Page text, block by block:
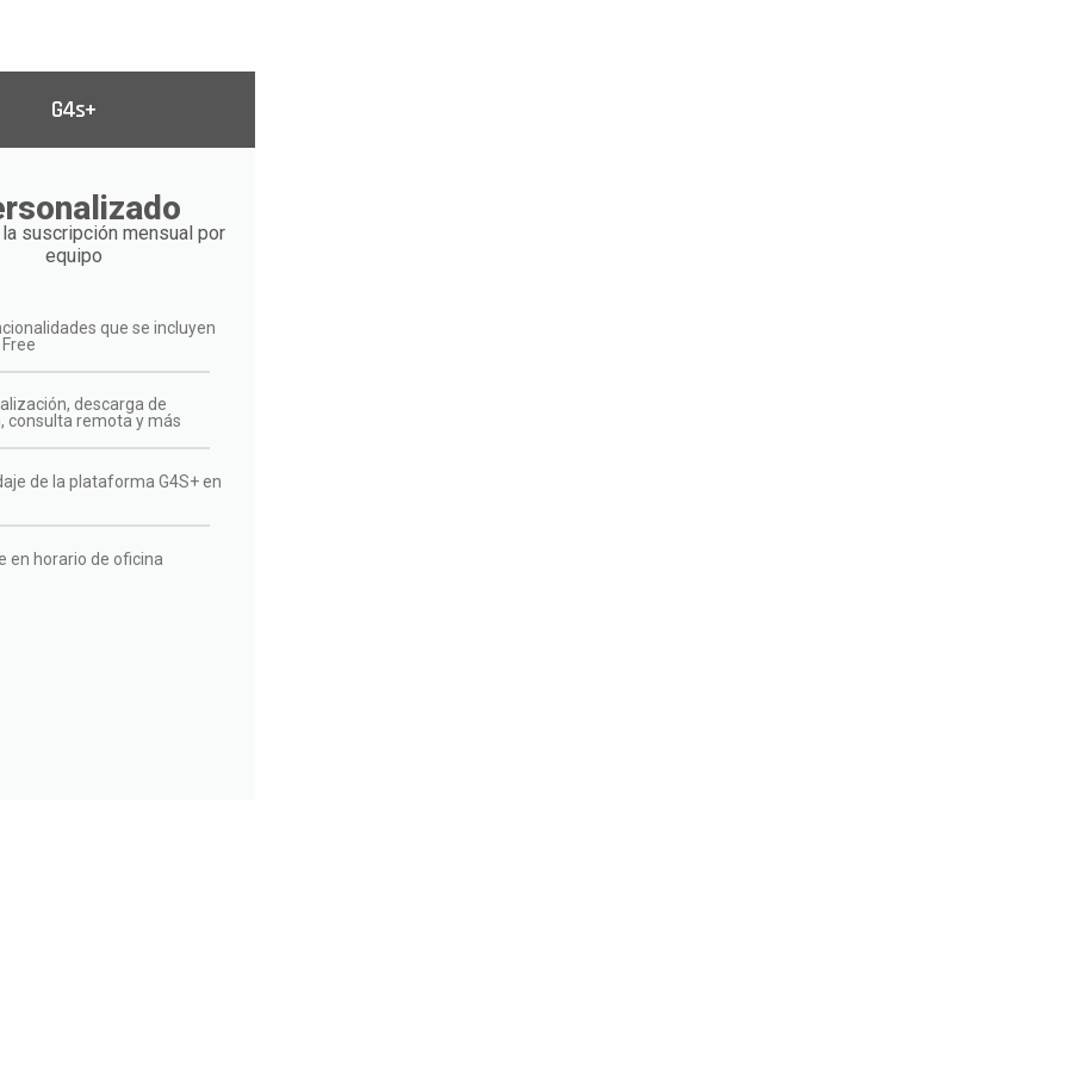
G4s+
suscripción mensual por
equipo
que se incluyen
descarga de
consulta remota y más
de la plataforma G4S+ en
en horario de oficina